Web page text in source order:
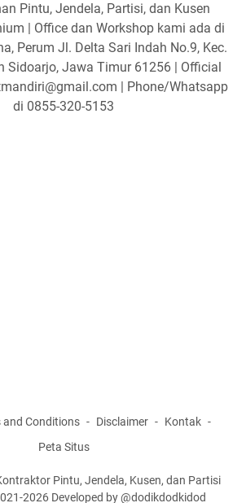
Pintu, Jendela, Partisi, dan Kusen
| Office dan Workshop kami ada di
Perum Jl. Delta Sari Indah No.9, Kec.
Sidoarjo, Jawa Timur 61256 | Official
| Phone/Whatsapp
di 0855-320-5153
and Conditions Disclaimer
Kontak
Peta Situs
Pintu, Jendela, Kusen, dan Partisi
2026 Developed by @dodikdodkidod